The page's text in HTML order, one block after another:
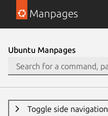
Manpages
Ubuntu Manpages
Toggle side navigation